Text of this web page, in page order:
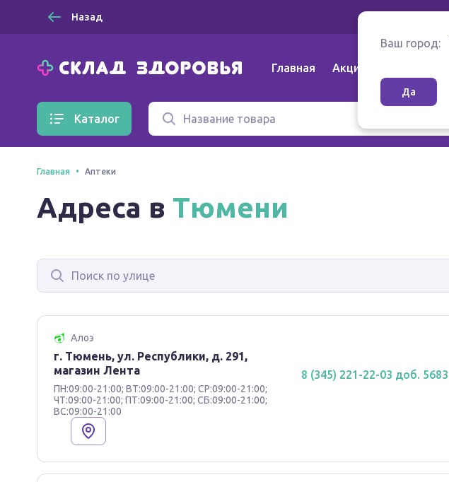
Назад
Главная Акции
Каталог
Ваш город:
Да
Главная Аптеки
Адреса в Тюмени
Алоэ
г. Тюмень, ул. Республики, д. 291,
магазин Лента
ПН:09:00-21:00; ВТ:09:00-21:00; СР:09:00-21:00;
ЧТ:09:00-21:00; ПТ:09:00-21:00; СБ:09:00-21:00;
ВС:09:00-21:00
8 (345) 221-22-03 доб. 5683